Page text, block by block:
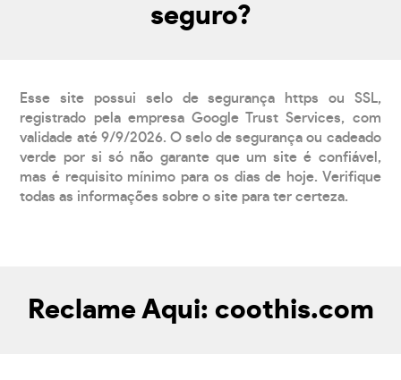
seguro?
Esse site possui selo de segurança https ou SSL,
registrado pela empresa Google Trust Services, com
validade até 9/9/2026. O selo de segurança ou cadeado
verde por si só não garante que um site é confiável,
mas é requisito mínimo para os dias de hoje. Verifique
todas as informações sobre o site para ter certeza.
Reclame Aqui: coothis.com